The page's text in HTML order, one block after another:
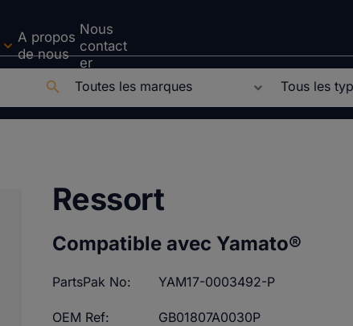
A propos
de nous
Nous
contact
er
Ressort
Compatible avec Yamato®
PartsPak No: YAM17-0003492-P
OEM Ref: GB01807A0030P